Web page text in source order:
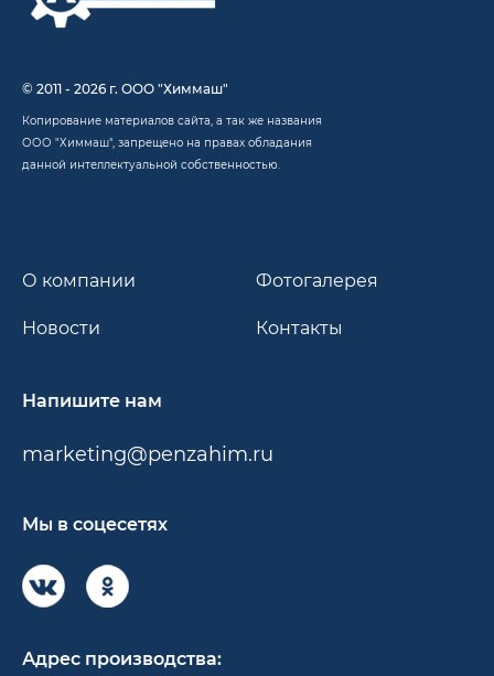
© 2011 - 2026 г. ООО "Химмаш"
Копирование материалов сайта, а так же названия
ООО "Химмаш", запрещено на правах обладания
данной интеллектуальной собственностью.
О компании
Новости
Фотогалерея
Контакты
Напишите нам
marketing@penzahim.ru
Мы в соцесетях
Адрес производства: